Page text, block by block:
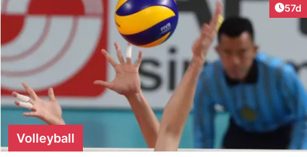
57d
Volleyball